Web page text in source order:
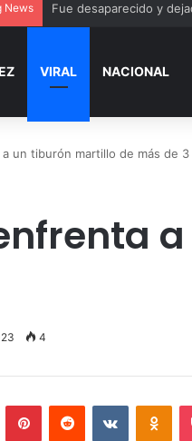
News Fue desaparecido y
VIRAL NACIONAL
un tiburón martillo de más de
4
PinterestReddit VKontakte